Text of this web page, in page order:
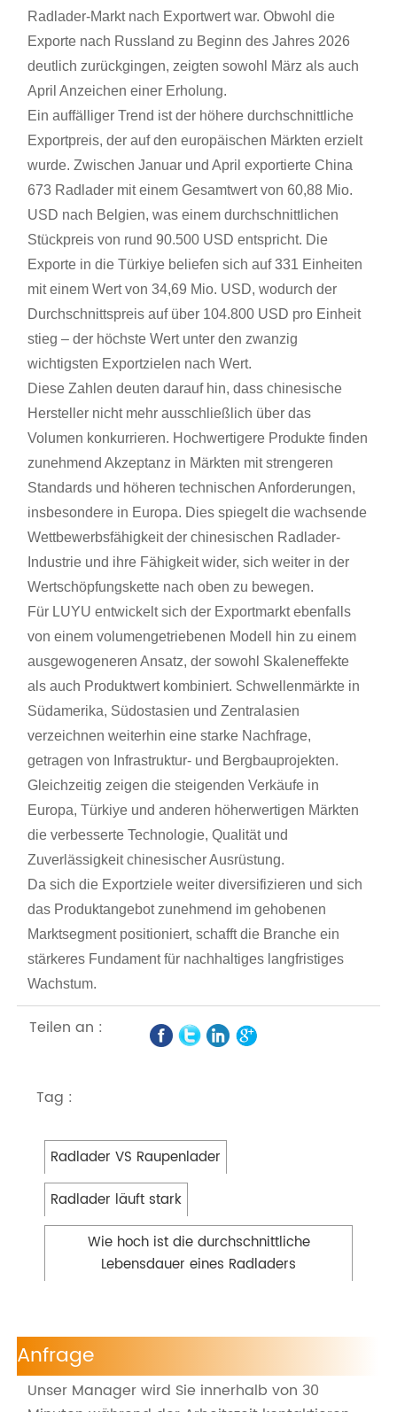
Radlader-Markt nach Exportwert war. Obwohl die
Exporte nach Russland zu Beginn des Jahres 2026
deutlich zurückgingen, zeigten sowohl März als auch
April Anzeichen einer Erholung.
Ein auffälliger Trend ist der höhere durchschnittliche
Exportpreis, der auf den europäischen Märkten erzielt
wurde. Zwischen Januar und April exportierte China
673 Radlader mit einem Gesamtwert von 60,88 Mio.
USD nach Belgien, was einem durchschnittlichen
Stückpreis von rund 90.500 USD entspricht. Die
Exporte in die Türkiye beliefen sich auf 331 Einheiten
mit einem Wert von 34,69 Mio. USD, wodurch der
Durchschnittspreis auf über 104.800 USD pro Einheit
stieg – der höchste Wert unter den zwanzig
wichtigsten Exportzielen nach Wert.
Diese Zahlen deuten darauf hin, dass chinesische
Hersteller nicht mehr ausschließlich über das
Volumen konkurrieren. Hochwertigere Produkte finden
zunehmend Akzeptanz in Märkten mit strengeren
Standards und höheren technischen Anforderungen,
insbesondere in Europa. Dies spiegelt die wachsende
Wettbewerbsfähigkeit der chinesischen Radlader-
Industrie und ihre Fähigkeit wider, sich weiter in der
Wertschöpfungskette nach oben zu bewegen.
Für LUYU entwickelt sich der Exportmarkt ebenfalls
von einem volumengetriebenen Modell hin zu einem
ausgewogeneren Ansatz, der sowohl Skaleneffekte
als auch Produktwert kombiniert. Schwellenmärkte in
Südamerika, Südostasien und Zentralasien
verzeichnen weiterhin eine starke Nachfrage,
getragen von Infrastruktur- und Bergbauprojekten.
Gleichzeitig zeigen die steigenden Verkäufe in
Europa, Türkiye und anderen höherwertigen Märkten
die verbesserte Technologie, Qualität und
Zuverlässigkeit chinesischer Ausrüstung.
Da sich die Exportziele weiter diversifizieren und sich
das Produktangebot zunehmend im gehobenen
Marktsegment positioniert, schafft die Branche ein
stärkeres Fundament für nachhaltiges langfristiges
Wachstum.
Teilen an :
Tag :
Radlader VS Raupenlader
Radlader läuft stark
Wie hoch ist die durchschnittliche
Lebensdauer eines Radladers
Anfrage
Unser Manager wird Sie innerhalb von 30